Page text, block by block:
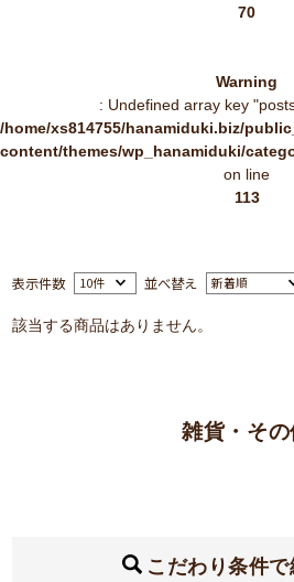
70
Warning
: Undefined array key
/home/xs814755/hanamiduki.biz/
content/themes/wp_hanamiduki/
on line
113
表示件数 並べ替え
該当する商品はありません。
雑貨・そ
こだわり条件